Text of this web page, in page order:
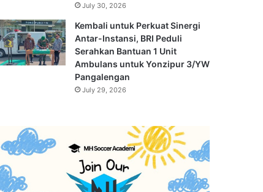
July 30, 2026
Kembali untuk Perkuat Sinergi
Antar-Instansi, BRI Peduli
Serahkan Bantuan 1 Unit
Ambulans untuk Yonzipur 3/YW
Pangalengan
July 29, 2026